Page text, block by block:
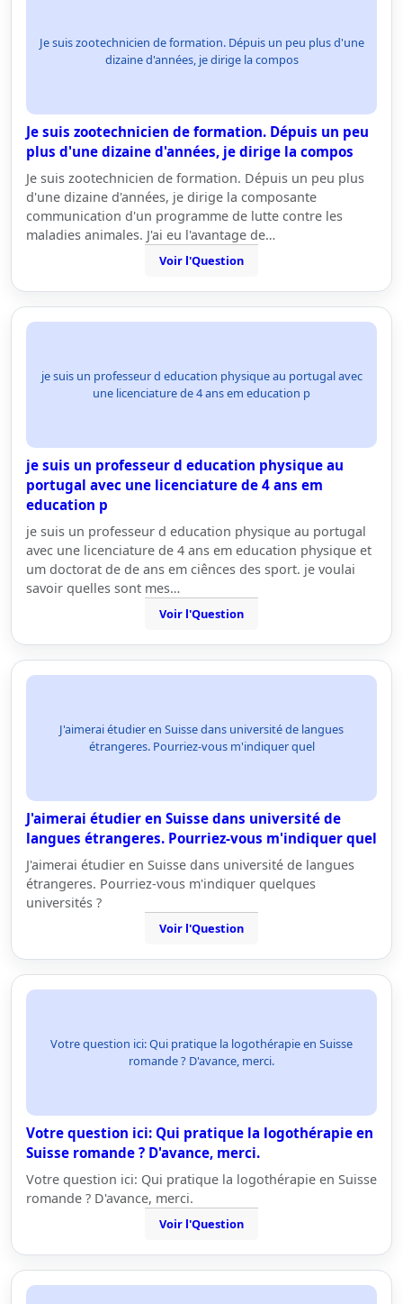
Je suis zootechnicien de formation. Dépuis un peu plus d'une
dizaine d'années, je dirige la compos
Je suis zootechnicien de formation. Dépuis un peu
plus d'une dizaine d'années, je dirige la compos
Je suis zootechnicien de formation. Dépuis un peu plus
d'une dizaine d'années, je dirige la composante
communication d'un programme de lutte contre les
maladies animales. J'ai eu l'avantage de…
Voir l'Question
je suis un professeur d education physique au portugal avec
une licenciature de 4 ans em education p
je suis un professeur d education physique au
portugal avec une licenciature de 4 ans em
education p
je suis un professeur d education physique au portugal
avec une licenciature de 4 ans em education physique et
um doctorat de de ans em ciênces des sport. je voulai
savoir quelles sont mes…
Voir l'Question
J'aimerai étudier en Suisse dans université de langues
étrangeres. Pourriez-vous m'indiquer quel
J'aimerai étudier en Suisse dans université de
langues étrangeres. Pourriez-vous m'indiquer quel
J'aimerai étudier en Suisse dans université de langues
étrangeres. Pourriez-vous m'indiquer quelques
universités ?
Voir l'Question
Votre question ici: Qui pratique la logothérapie en Suisse
romande ? D'avance, merci.
Votre question ici: Qui pratique la logothérapie en
Suisse romande ? D'avance, merci.
Votre question ici: Qui pratique la logothérapie en Suisse
romande ? D'avance, merci.
Voir l'Question